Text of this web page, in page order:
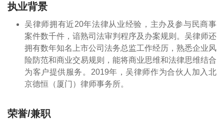
执业背景
吴律师拥有近20年法律从业经验，主办及参与民商事
案件数千件，谙熟司法审判程序及办案规则。吴律师还
拥有数年知名上市公司法务总监工作经历，熟悉企业风
险防范和商业交易规则，能将商业思维和法律思维结合
为客户提供服务。2019年，吴律师作为合伙人加入北
京德恒（厦门）律师事务所。
荣誉/兼职